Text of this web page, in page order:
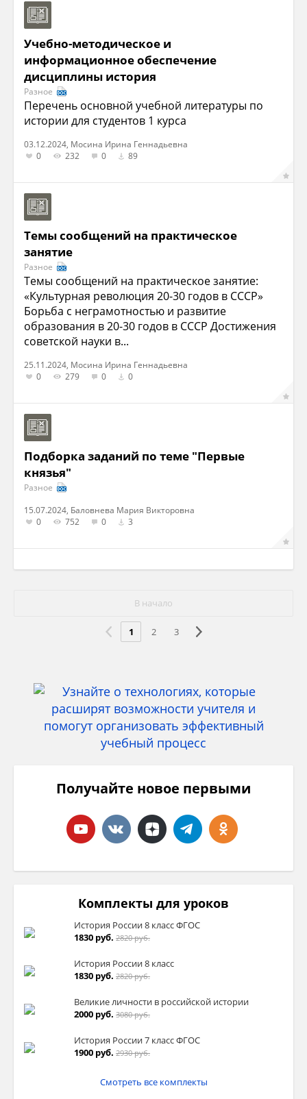
Учебно-методическое и
информационное обеспечение
дисциплины история
Разное
Перечень основной учебной литературы по
истории для студентов 1 курса
03.12.2024, Мосина Ирина Геннадьевна
0
232 0 89
Темы сообщений на практическое
занятие
Разное
Темы сообщений на практическое занятие:
«Культурная революция 20-30 годов в СССР»
Борьба с неграмотностью и развитие
образования в 20-30 годов в СССР Достижения
советской науки в...
25.11.2024, Мосина Ирина Геннадьевна
0
279 0 0
Подборка заданий по теме "Первые
князья"
Разное
15.07.2024, Баловнева Мария Викторовна
0
752 0 3
В начало
1 2 3
Получайте новое первыми
Комплекты для уроков
История России 8 класс ФГОС
1830 руб. 2820 руб.
История России 8 класс
1830 руб. 2820 руб.
Великие личности в российской истории
2000 руб. 3080 руб.
История России 7 класс ФГОС
1900 руб. 2930 руб.
Смотреть все комплекты